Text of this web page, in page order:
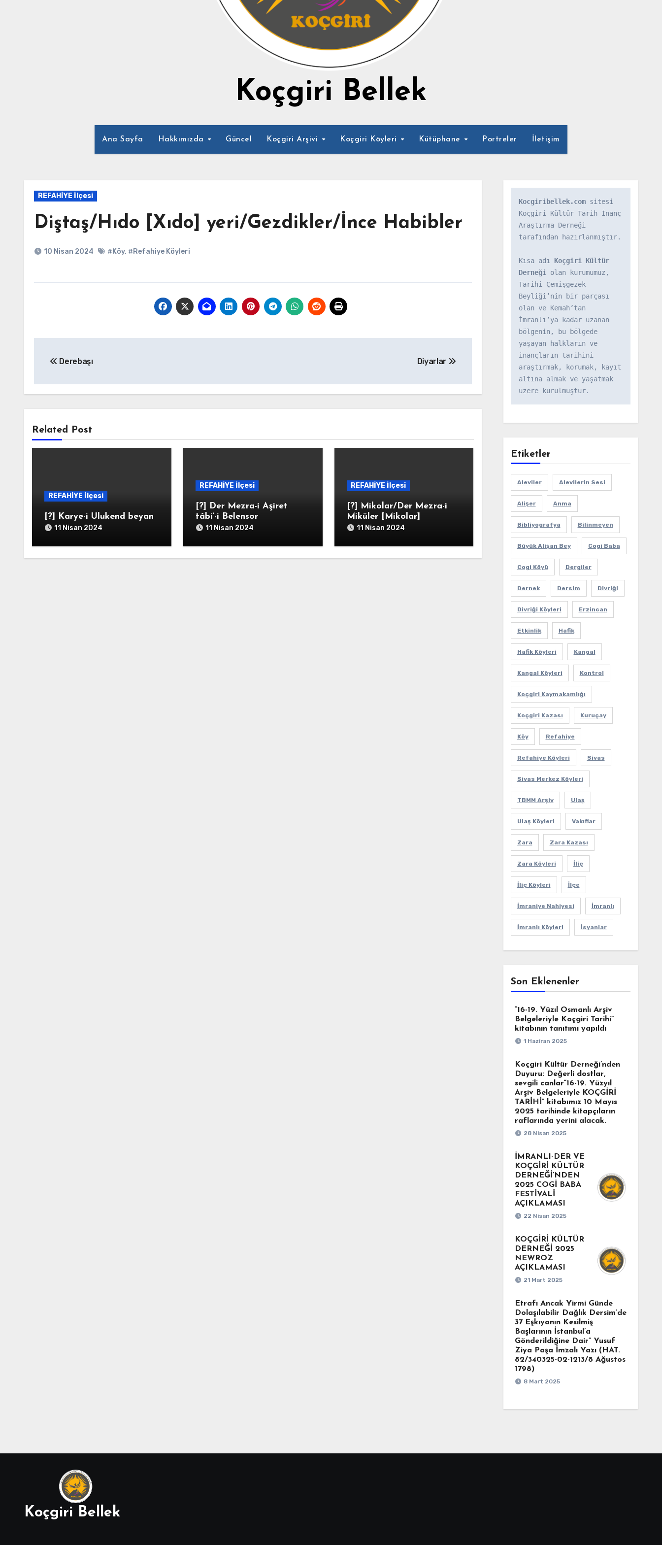
Koçgiri Bellek
Ana Sayfa Hakkımızda Güncel Koçgiri Arşivi Koçgiri Köyleri Kütüphane Portreler İletişim
REFAHİYE İlçesi
Diştaş/Hıdo [Xıdo] yeri/Gezdikler/İnce Habibler
10 Nisan 2024 #Köy, #Refahiye Köyleri
gezinmesi
Derebaşı Diyarlar
Related Post
REFAHİYE İlçesi
[?] Karye-i Ulukend beyan
11 Nisan 2024
REFAHİYE İlçesi
[?] Der Mezra-i Aşiret
tâbi‘-i Belensor
11 Nisan 2024
REFAHİYE İlçesi
[?] Mikolar/Der Mezra-i
Miküler [Mikolar]
11 Nisan 2024
Kocgiribellek.com sitesi
Koçgiri Kültür Tarih İnanç
Araştırma Derneği
tarafından hazırlanmıştır.
Kısa adı Koçgiri Kültür
Derneği olan kurumumuz,
Tarihi Çemişgezek
Beyliği’nin bir parçası
olan ve Kemah’tan
İmranlı’ya kadar uzanan
bölgenin, bu bölgede
yaşayan halkların ve
inançların tarihini
araştırmak, korumak, kayıt
altına almak ve yaşatmak
üzere kurulmuştur.
Etiketler
Aleviler Alevilerin Sesi
Alişer Anma
Bibliyografya Bilinmeyen
Büyük Alişan Bey Cogi Baba
Cogi Köyü Dergiler
Dernek Dersim Divriği
Divriği Köyleri Erzincan
Etkinlik Hafik
Hafik Köyleri Kangal
Kangal Köyleri Kontrol
Koçgiri Kaymakamlığı
Koçgiri Kazası Kuruçay
Köy Refahiye
Refahiye Köyleri Sivas
Sivas Merkez Köyleri
TBMM Arşiv Ulaş
Ulaş Köyleri Vakıflar
Zara Zara Kazası
Zara Köyleri İliç
İliç Köyleri İlçe
İmraniye Nahiyesi İmranlı
İmranlı Köyleri İsyanlar
Son Eklenenler
“16-19. Yüzıl Osmanlı Arşiv
Belgeleriyle Koçgiri Tarihi”
kitabının tanıtımı yapıldı
1 Haziran 2025
Koçgiri Kültür Derneği’nden
Duyuru: Değerli dostlar,
sevgili canlar“16-19. Yüzyıl
Arşiv Belgeleriyle KOÇGİRİ
TARİHİ” kitabımız 10 Mayıs
2025 tarihinde kitapçıların
raflarında yerini alacak.
28 Nisan 2025
İMRANLI-DER VE
KOÇGİRİ KÜLTÜR
DERNEĞİ’NDEN
2025 COGİ BABA
FESTİVALİ
AÇIKLAMASI
22 Nisan 2025
KOÇGİRİ KÜLTÜR
DERNEĞİ 2025
NEWROZ
AÇIKLAMASI
21 Mart 2025
Etrafı Ancak Yirmi Günde
Dolaşılabilir Dağlık Dersim’de
37 Eşkıyanın Kesilmiş
Başlarının İstanbul’a
Gönderildiğine Dair” Yusuf
Ziya Paşa İmzalı Yazı (HAT.
82/340325-02-1213/8 Ağustos
1798)
8 Mart 2025
Koçgiri Bellek